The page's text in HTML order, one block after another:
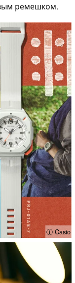
ремешком.
ⓘ Casio